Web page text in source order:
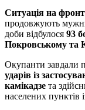
Ситуація на
продовжують
доби відбулося 93
Покровському та
Окупанти завдали
ударів із
камікадзе та
населених пунктів